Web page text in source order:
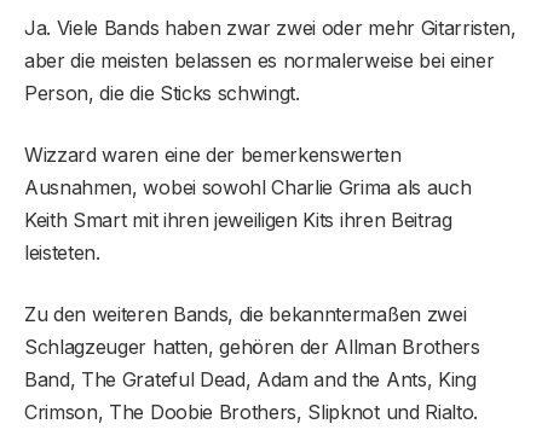
Ja. Viele Bands haben zwar zwei oder mehr Gitarristen,
aber die meisten belassen es normalerweise bei einer
Person, die die Sticks schwingt.
Wizzard waren eine der bemerkenswerten
Ausnahmen, wobei sowohl Charlie Grima als auch
Keith Smart mit ihren jeweiligen Kits ihren Beitrag
leisteten.
Zu den weiteren Bands, die bekanntermaßen zwei
Schlagzeuger hatten, gehören der Allman Brothers
Band, The Grateful Dead, Adam and the Ants, King
Crimson, The Doobie Brothers, Slipknot und Rialto.